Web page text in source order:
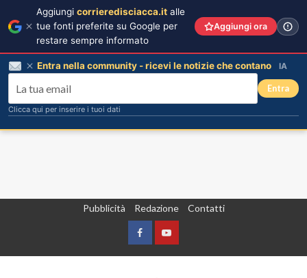
Pubblicità Redazione Contatti
FacebookYountube
Aggiungi corrieredisciacca.it alle
tue fonti preferite su Google per
restare sempre informato
Aggiungi ora
Entra nella community - ricevi le notizie che contano IA
Entra
Clicca qui per inserire i tuoi dati